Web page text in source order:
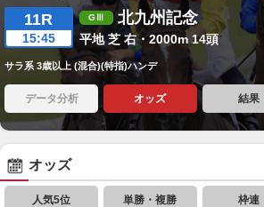
11R
15:45
北九州記念
平地 芝 右・2000m 14頭
サラ系 3歳以上 (混合)(特指)ハンデ
データ分析 オッズ 結果
オッズ
人気5位 単勝・複勝 枠連